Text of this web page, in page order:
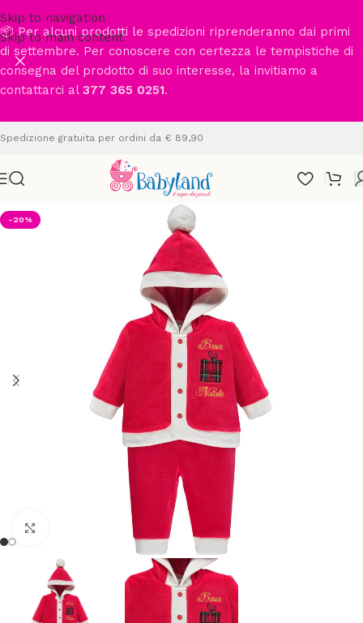
Skip to navigation
Skip to main content
📦 Per alcuni prodotti le spedizioni riprenderanno dai primi
di settembre. Per conoscere con certezza le tempistiche di
consegna del prodotto di suo interesse, la invitiamo a
contattarci al 377 365 0251.
Spedizione gratuita per ordini da € 89,90
-20%
Clicca per ingrandire